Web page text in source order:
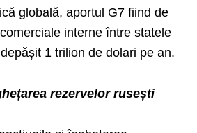
globală, aportul G7 fiind de
interne între statele
1 trilion de dolari pe an.
rezervelor rusești